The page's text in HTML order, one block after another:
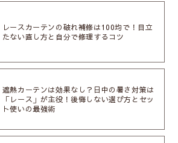
レースカーテンの破れ補修は100均で！目立
たない直し方と自分で修理するコツ
遮熱カーテンは効果なし？日中の暑さ対策は
「レース」が主役！後悔しない選び方とセッ
ト使いの最強術